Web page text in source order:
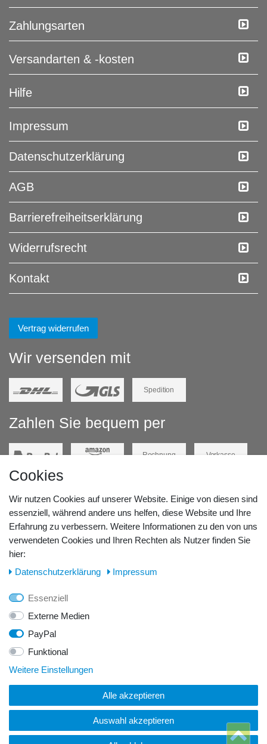
Zahlungsarten
Versandarten & -kosten
Hilfe
Impressum
Daten­schutz­erklärung
AGB
Barrierefreiheitserklärung
Widerrufs­recht
Kontakt
Vertrag widerrufen
Wir versenden mit
Spedition
Zahlen Sie bequem per
Rechnung Vorkasse
Unsere Lageradresse:
GeBOOTE24 - Martin Rolle & Iris Kleiner GbR
Tel.: 0176 42 28 58 17
E-Mail:
info@geboote24.de
© Copyright 2026 GeBOOTE24 - Martin Rolle & Iris Kleiner
GbR. Alle Rechte vorbehalten.
Webentwicklung & Webdesign
Cookies
Wir nutzen Cookies auf unserer Website. Einige von diesen sind
essenziell, während andere uns helfen, diese Website und Ihre
Erfahrung zu verbessern. Weitere Informationen zu den von uns
verwendeten Cookies und Ihren Rechten als Nutzer finden Sie
hier:
Daten­schutz­erklärung
Impressum
Essenziell
Externe Medien
PayPal
Funktional
Weitere Einstellungen
Alle akzeptieren
Auswahl akzeptieren